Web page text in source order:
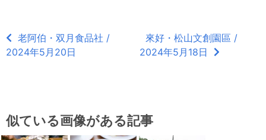
老阿伯・双月食品社 /
2024年5月20日
來好・松山文創園區 /
2024年5月18日
似ている画像がある記事